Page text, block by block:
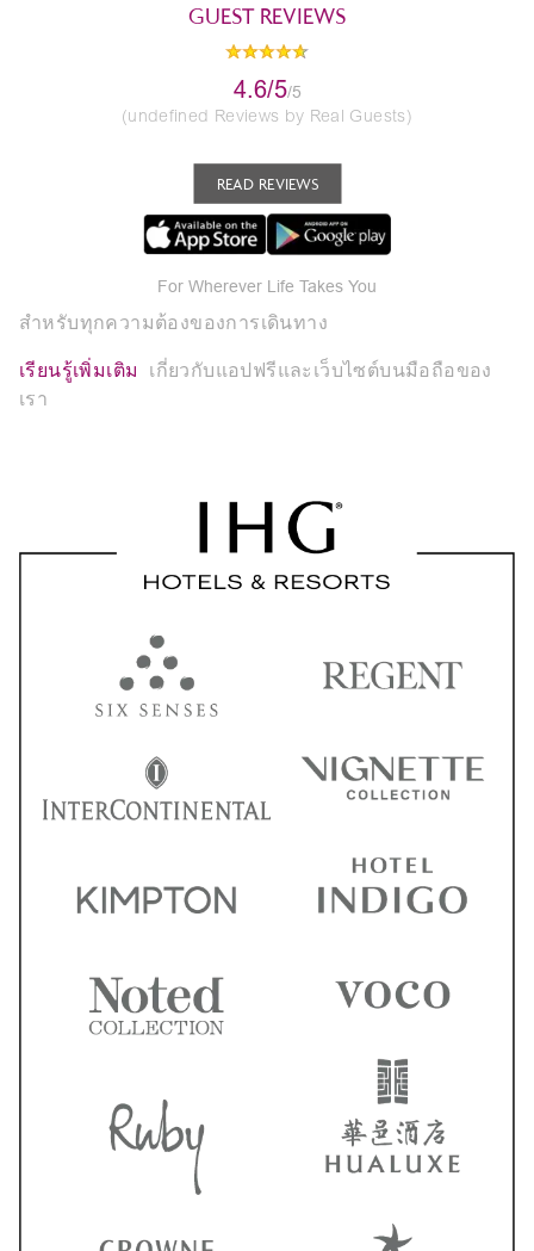
GUEST REVIEWS
4.6/5/5
(undefined Reviews by Real Guests)
READ REVIEWS
For Wherever Life Takes You
สำหรับทุกความต้องของการเดินทาง
เรียนรู้เพิ่มเติม
เกี่ยวกับแอปฟรีและเว็บไซต์บนมือถือของ
เรา